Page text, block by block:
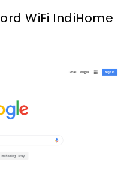
WiFi IndiHome